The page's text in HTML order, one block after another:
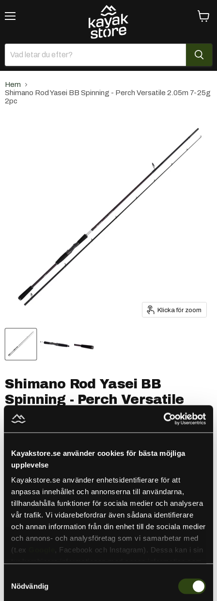
Kayakstore.se använder cookies för bästa möjliga
upplevelse
Kayakstore.se använder enhetsidentifierare för att
anpassa innehållet och annonserna till användarna,
tillhandahålla funktioner för sociala medier och analysera
vår trafik. Vi vidarebefordrar även sådana identifierare
och annan information från din enhet till de sociala medier
och annons- och analysföretag som vi samarbetar med
(t.ex
, Facebook och Instagram). Dessa kan i sin
använt deras tjänster. Detta för att skapa
personanpassade annonser (personalization of ads). Du
Nödvändig
Hem
Shimano Rod Yasei BB Spinning - Perch Versatile 2.05m 7-25g
2pc
Klicka för zoom
Shimano Rod Yasei BB
Spinning - Perch Versatile
2.05m 7-25g 2pc
SKU YASBBAXPV205ML
Sale Ursprungspris
1,199 kr
Lägsta priset de senaste 30 dagarna: 1 099 SEK
Kvantitet